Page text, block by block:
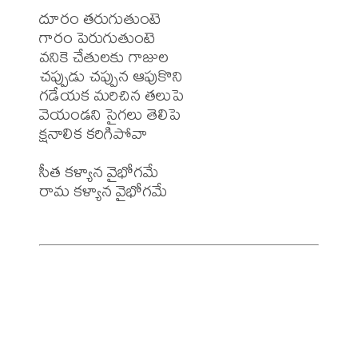
దూరం తరుగుతుంటె
గారం పెరుగుతుంటె
వనికె చేతులకు గాజుల
చప్పుడు చప్పున ఆపుకొని
గడేయక మరిచిన తలుపె
వెయండని సైగలు తెలిపె
క్షనాలిక కరిగిపోవా
సీత కళ్యాన వైభోగమే
రామ కళ్యాన వైభోగమే